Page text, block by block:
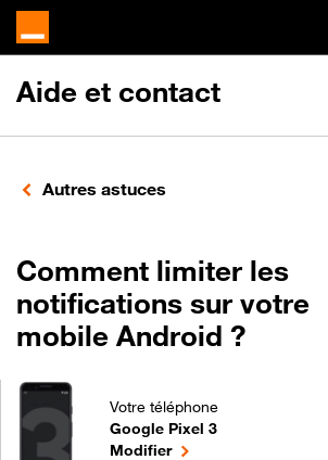
Aide et contact
Autres astuces
Comment limiter les
notifications sur votre
mobile Android ?
Votre téléphone
Google Pixel 3
Comment limiter les
Modifierle téléphone